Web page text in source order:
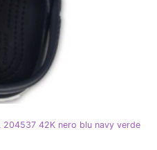
42K nero blu navy verde